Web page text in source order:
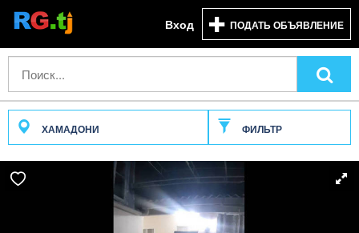
Вход ПОДАТЬ ОБЪЯВЛЕНИЕ
ХАМАДОНИ ФИЛЬТР